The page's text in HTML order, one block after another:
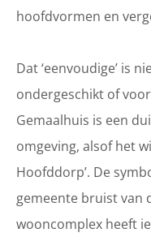
hoofdvormen en
Dat ‘eenvoudige’ is
ondergeschikt of
Gemaalhuis is een
omgeving, alsof het
Hoofddorp’. De
gemeente bruist van
wooncomplex heeft